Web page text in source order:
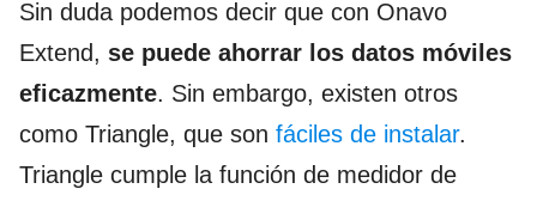
Sin duda podemos decir que con Onavo
Extend, se puede ahorrar los datos móviles
eficazmente. Sin embargo, existen otros
como Triangle, que son fáciles de instalar.
Triangle cumple la función de medidor de